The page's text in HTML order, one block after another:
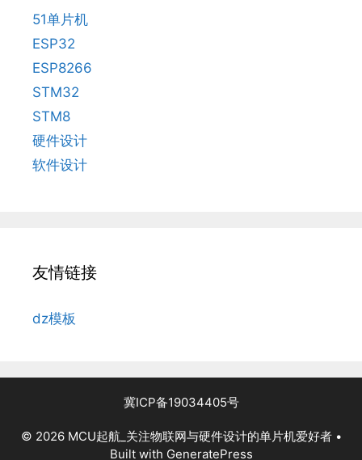
51单片机
ESP32
ESP8266
STM32
STM8
硬件设计
软件设计
友情链接
dz模板
冀ICP备19034405号
© 2026 MCU起航_关注物联网与硬件设计的单片机爱好者•
Built with GeneratePress